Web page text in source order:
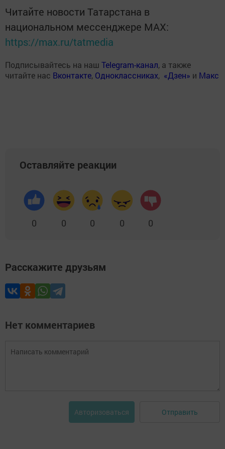
Читайте новости Татарстана в
национальном мессенджере MАХ:
https://max.ru/tatmedia
Подписывайтесь на наш Telegram-канал, а также
читайте нас Вконтакте, Одноклассниках, «Дзен» и Макс
Оставляйте реакции
0 0 0 0 0
Расскажите друзьям
Нет комментариев
Авторизоваться Отправить